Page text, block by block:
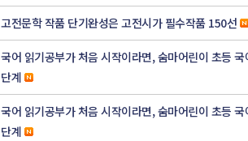
고전문학 작품 단기완성은 고전시가 필수작품 150선
국어 읽기공부가 처음 시작이라면, 숨마어린이 초등
단계
국어 읽기공부가 처음 시작이라면, 숨마어린이 초등
단계